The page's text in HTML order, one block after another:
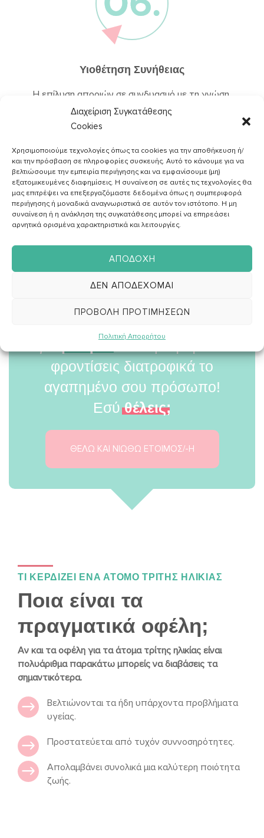
Διαχείριση Συγκατάθεσης
Cookies
Χρησιμοποιούμε τεχνολογίες όπως τα cookies για την αποθήκευση ή/
και την πρόσβαση σε πληροφορίες συσκευής. Αυτό το κάνουμε για να
βελτιώσουμε την εμπειρία περιήγησης και να εμφανίσουμε (μη)
εξατομικευμένες διαφημίσεις. Η συναίνεση σε αυτές τις τεχνολογίες θα
μας επιτρέψει να επεξεργαζόμαστε δεδομένα όπως η συμπεριφορά
περιήγησης ή μοναδικά αναγνωριστικά σε αυτόν τον ιστότοπο. Η μη
συναίνεση ή η ανάκληση της συγκατάθεσης μπορεί να επηρεάσει
αρνητικά ορισμένα χαρακτηριστικά και λειτουργίες.
ΑΠΟΔΟΧΉ
ΔΕΝ ΑΠΟΔΈΧΟΜΑΙ
ΠΡΟΒΟΛΉ ΠΡΟΤΙΜΉΣΕΩΝ
Πολιτική Απορρήτου
Υιοθέτηση Συνήθειας
Η επίλυση αποριών σε συνδυασμό με τη γνώση,
βοηθούν στην υιοθέτηση ενός υγιεινού τρόπου ζωής.
μπορώνα σε βοηθήσω να
φροντίσεις διατροφικά το
αγαπημένο σου πρόσωπο!
Εσύθέλεις;
ΘΕΛΩ ΚΑΙ ΝΙΩΘΩ ΕΤΟΙΜΟΣ/-Η
ΤΙ ΚΕΡΔΙΖΕΙ ΕΝΑ ΑΤΟΜΟ ΤΡΙΤΗΣ ΗΛΙΚΙΑΣ
Ποια είναι τα
πραγματικά οφέλη;
Αν και τα οφέλη για τα άτομα τρίτης ηλικίας είναι
πολυάριθμα παρακάτω μπορείς να διαβάσεις τα
σημαντικότερα.
Βελτιώνονται τα ήδη υπάρχοντα προβλήματα
υγείας.
Προστατεύεται από τυχόν συννοσηρότητες.
Απολαμβάνει συνολικά μια καλύτερη ποιότητα
ζωής.